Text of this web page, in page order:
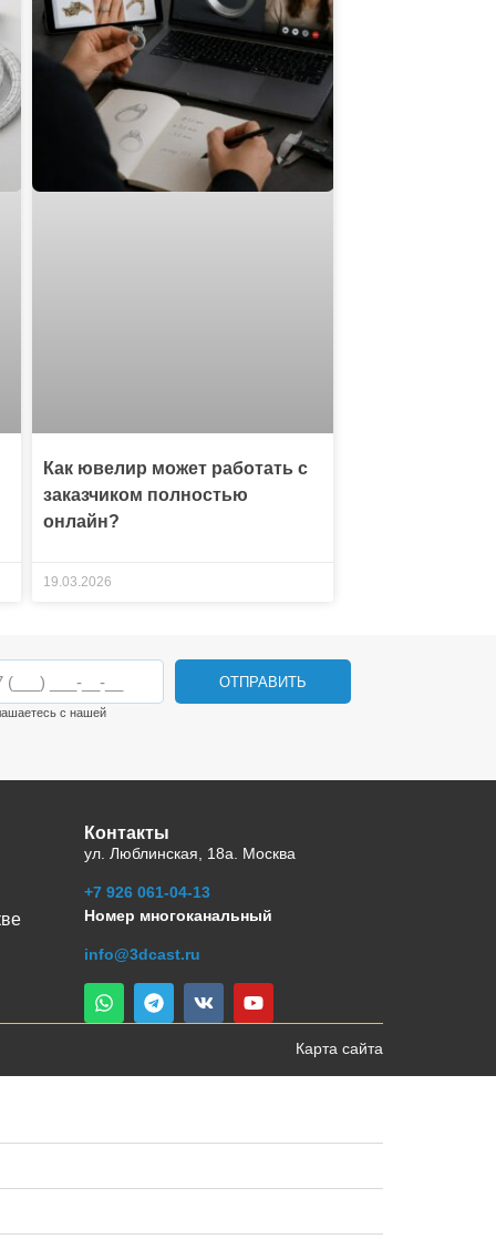
Как ювелир может работать с
заказчиком полностью
онлайн?
19.03.2026
ОТПРАВИТЬ
с нашей
Контакты
ул. Люблинская, 18а. Москва
+7 926 061-04-13
Номер многоканальный
info@3dcast.ru
Карта сайта